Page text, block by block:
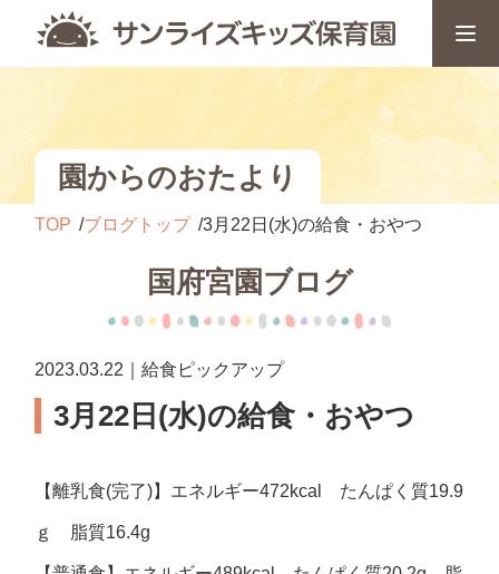
園からのおたより
TOP ブログトップ 3月22日(水)の給食・おやつ
国府宮園ブログ
2023.03.22｜給食ピックアップ
3月22日(水)の給食・おやつ
【離乳食(完了)】エネルギー472kcal たんぱく質19.9
ｇ 脂質16.4g